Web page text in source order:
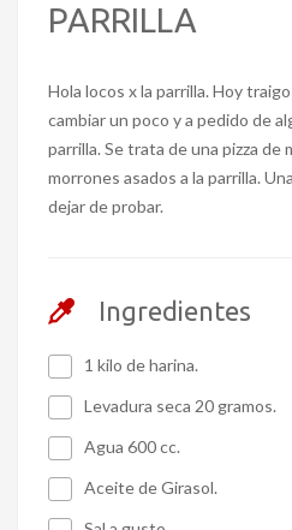
PARRILLA
Hola locos x la parrilla. Hoy
cambiar un poco y a pedido de
parrilla. Se trata de una pizza de
morrones asados a la parrilla.
dejar de probar.
Ingredientes
1 kilo de harina.
Levadura seca 20 gramos.
Agua 600 cc.
Aceite de Girasol.